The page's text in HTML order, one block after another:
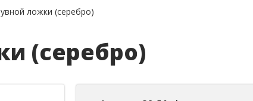
ложки (серебро)
(серебро)